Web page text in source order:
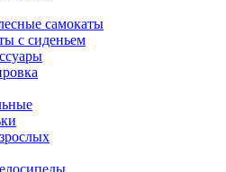
самокаты
с сиденьем